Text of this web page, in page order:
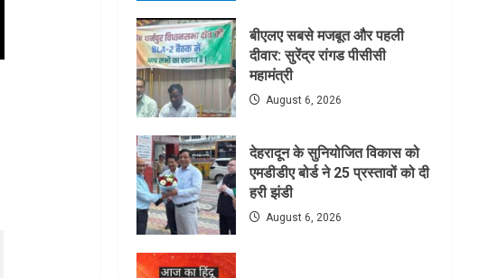
बीएलए सबसे मजबूत और पहली
दीवार: सुरेंद्र रांगड पीसीसी
महामंत्री
August 6, 2026
देहरादून के सुनियोजित विकास को
एमडीडीए बोर्ड ने 25 प्रस्तावों को दी
हरी झंडी
August 6, 2026